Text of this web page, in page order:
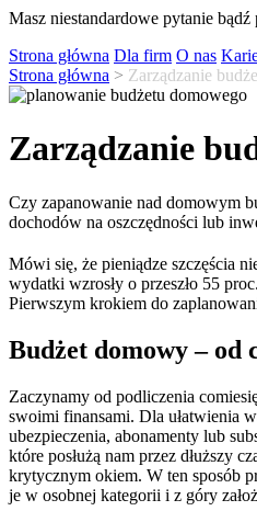
Masz niestandardowe pytanie
Strona główna Dla firm O nas
Strona główna > Zarządzanie
Zarządzanie
Czy zapanowanie nad domowym
dochodów na oszczędności lub
Mówi się, że pieniądze szczęścia
wydatki wzrosły o przeszło 55
Pierwszym krokiem do
Budżet domowy – od
Zaczynamy od podliczenia
swoimi finansami. Dla ułatwienia
ubezpieczenia, abonamenty lub
które posłużą nam przez dłuższy
krytycznym okiem. W ten sposób
je w osobnej kategorii i z góry